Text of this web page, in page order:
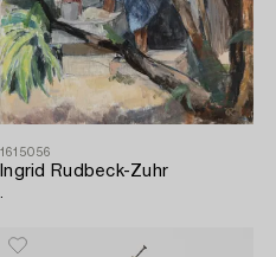
1615056
Ingrid Rudbeck-Zuhr